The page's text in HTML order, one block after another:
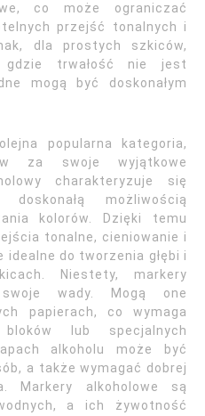
co może ograniczać
przejść tonalnych i
dla prostych szkiców,
gdzie trwałość nie jest
mogą być doskonałym
popularna kategoria,
za swoje wyjątkowe
charakteryzuje się
możliwością
kolorów. Dzięki temu
tonalne, cieniowanie i
do tworzenia głębi i
Niestety, markery
wady. Mogą one
papierach, co wymaga
lub specjalnych
alkoholu może być
a także wymagać dobrej
Markery alkoholowe są
a ich żywotność